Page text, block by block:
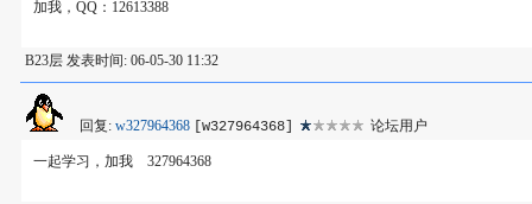
加我，QQ：12613388
B23层 发表时间: 06-05-30 11:32
回复: w327964368 [w327964368] 论坛用户
一起学习，加我 327964368